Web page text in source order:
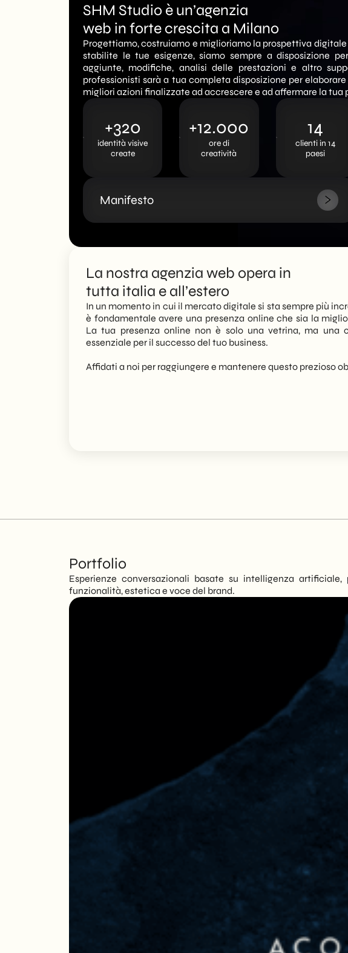
SHM Studio è un’agenzia
web in forte crescita a Milano
Progettiamo, costruiamo e miglioriamo la prospettiva
stabilite le tue esigenze, siamo sempre a disposizione
aggiunte, modifiche, analisi delle prestazioni e altro
professionisti sarà a tua completa disposizione per
migliori azioni finalizzate ad accrescere e ad affermare la tua
+320
identità visive
create
+12.000
ore di
creatività
14
clienti in 14
paesi
Manifesto
La nostra agenzia web opera in
tutta italia e all’estero
In un momento in cui il mercato digitale si sta sempre più
è fondamentale avere una presenza online che sia la
La tua presenza online non è solo una vetrina, ma una
essenziale per il successo del tuo business.
Affidati a noi per raggiungere e mantenere questo prezioso
Portfolio
Esperienze conversazionali basate su intelligenza
funzionalità, estetica e voce del brand.